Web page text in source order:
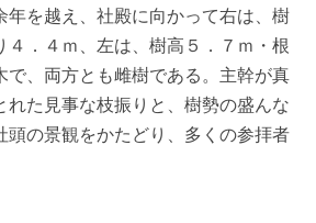
年を越え、社殿に向かって右は、樹
４．４ｍ、左は、樹高５．７ｍ・根
で、両方とも雌樹である。主幹が真
れた見事な枝振りと、樹勢の盛んな
頭の景観をかたどり、多くの参拝者